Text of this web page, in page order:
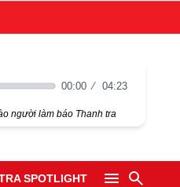
00:00 04:23
người làm báo Thanh tra
SPOTLIGHT